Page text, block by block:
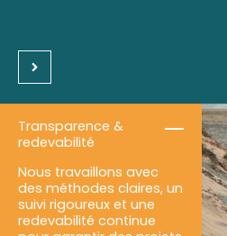
Transparence &
redevabilité
Nous travaillons avec
des méthodes claires, un
suivi rigoureux et une
redevabilité continue